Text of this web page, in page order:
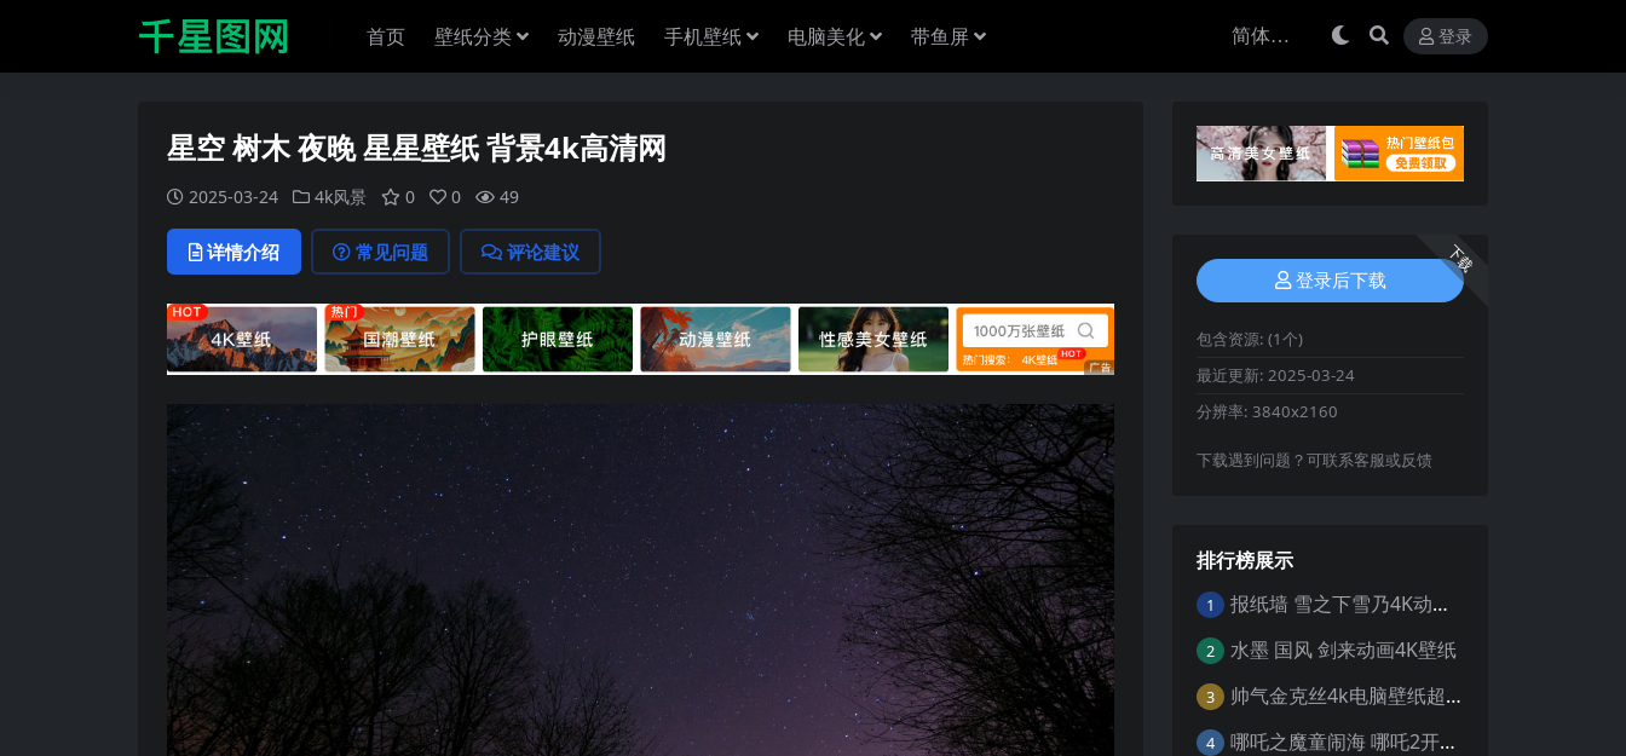
首页 壁纸分类 动漫壁纸 手机壁纸 电脑美化 带鱼屏 登录
星空 树木 夜晚 星星壁纸 背景4k高清网
2025-03-24 4k风景 0 0 49
详情介绍 常见问题 评论建议 下载
登录后下载
包含资源: (1个)
最近更新: 2025-03-24
分辨率: 3840x2160
下载遇到问题？可联系客服或反馈
排行榜展示
1 报纸墙 雪之下雪乃4K动漫壁纸
2 水墨 国风 剑来动画4K壁纸
3 帅气金克丝4k电脑壁纸超清
4 哪吒之魔童闹海 哪吒2开场4K壁纸